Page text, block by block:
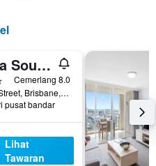
Mantra South Bank Brisbane
Cemerlang 8.0
161 Grey Street, Brisbane, QLD, Australia
pusat bandar
Lihat
Tawaran